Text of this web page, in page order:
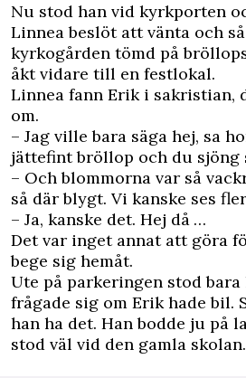
Nu stod han vid kyrkporten
Linnea beslöt att vänta och
kyrkogården tömd på
åkt vidare till en festlokal.
Linnea fann Erik i sakristian,
om.
– Jag ville bara säga hej, sa
jättefint bröllop och du sjöng
– Och blommorna var så
så där blygt. Vi kanske ses
– Ja, kanske det. Hej då …
Det var inget annat att göra
bege sig hemåt.
Ute på parkeringen stod bara
frågade sig om Erik hade bil.
han ha det. Han bodde ju på
stod väl vid den gamla skolan.